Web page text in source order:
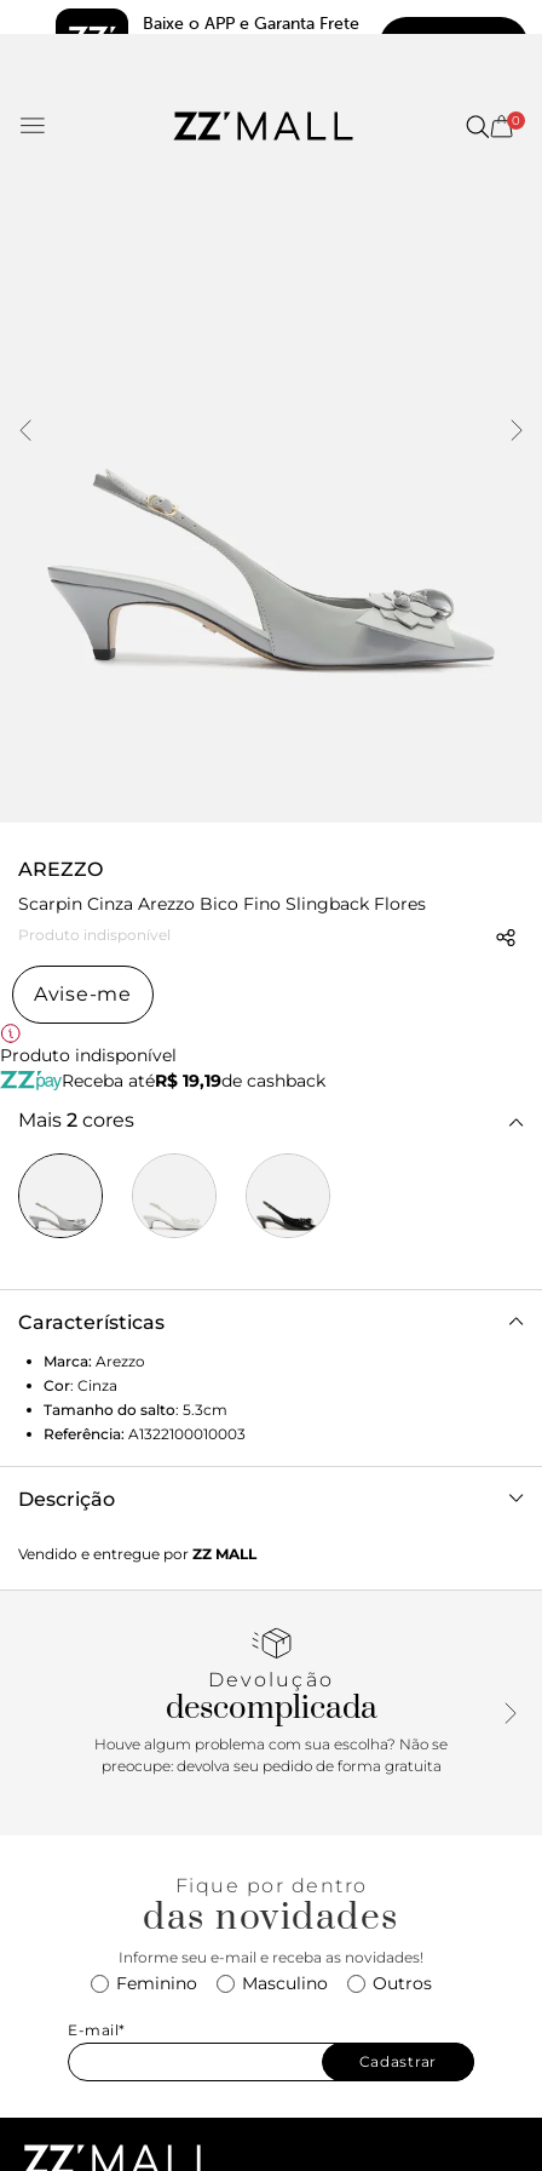
Baixe o APP e Garanta Frete
0
AREZZO
Scarpin Cinza Arezzo Bico Fino Slingback Flores
Produto indisponível
Avise-me
Produto indisponível
Receba atéR$ 19,19de cashback
Mais 2 cores
Características
Marca: Arezzo
Cor: Cinza
Tamanho do salto: 5.3cm
Referência: A1322100010003
Descrição
Fechado, possui aplicação de tira enviesada e flores sobre o
cabedal. Traz tira fina conectada ao cabedal que segue pelas
metálica. Com palmilha da cor do modelo e inscrição do
Vendido e entregue por ZZ MALL
Devolução
descomplicada
Houve algum problema com sua escolha? Não se
preocupe: devolva seu pedido de forma gratuita
Fique por dentro
das novidades
Informe seu e-mail e receba as novidades!
Feminino Masculino Outros
E-mail*
Cadastrar